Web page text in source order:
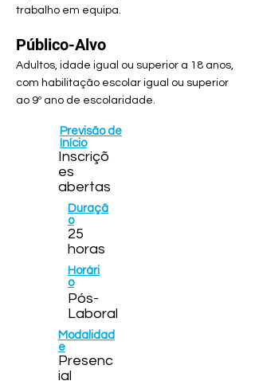
trabalho em equipa.
Público-Alvo
Adultos, idade igual ou superior a 18 anos,
com habilitação escolar igual ou superior
ao 9º ano de escolaridade.
Previsão de
Início
Inscriçõ
es
abertas
Duraçã
o
25
horas
Horári
o
Pós-
Laboral
Modalidad
e
Presenc
ial